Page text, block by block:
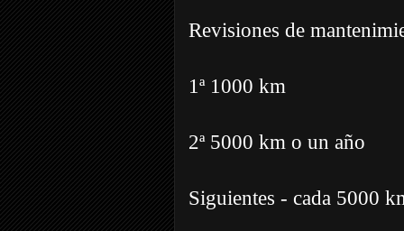
Revisiones de
1ª 1000 km
2ª 5000 km o un año
Siguientes - cada 5000